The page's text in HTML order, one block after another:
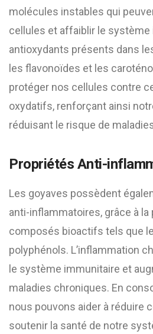
molécules instables qui
cellules et affaiblir le système
antioxydants présents dans
les flavonoïdes et les
protéger nos cellules contre
oxydatifs, renforçant ainsi
réduisant le risque de
Propriétés Anti-
Les goyaves possèdent
anti-inflammatoires, grâce à la
composés bioactifs tels que
polyphénols. L’inflammation
le système immunitaire et
maladies chroniques. En
nous pouvons aider à réduire
soutenir la santé de notre